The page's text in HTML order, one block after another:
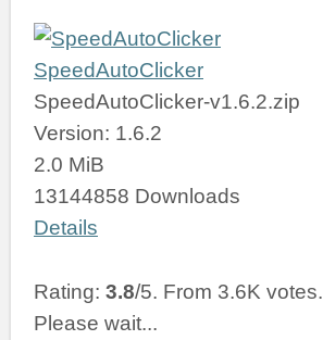
SpeedAutoClicker
SpeedAutoClicker-v1.6.2.zip
Version: 1.6.2
2.0 MiB
13144858 Downloads
Details
Rating: 3.8/5. From 3.6K votes.
Please wait...